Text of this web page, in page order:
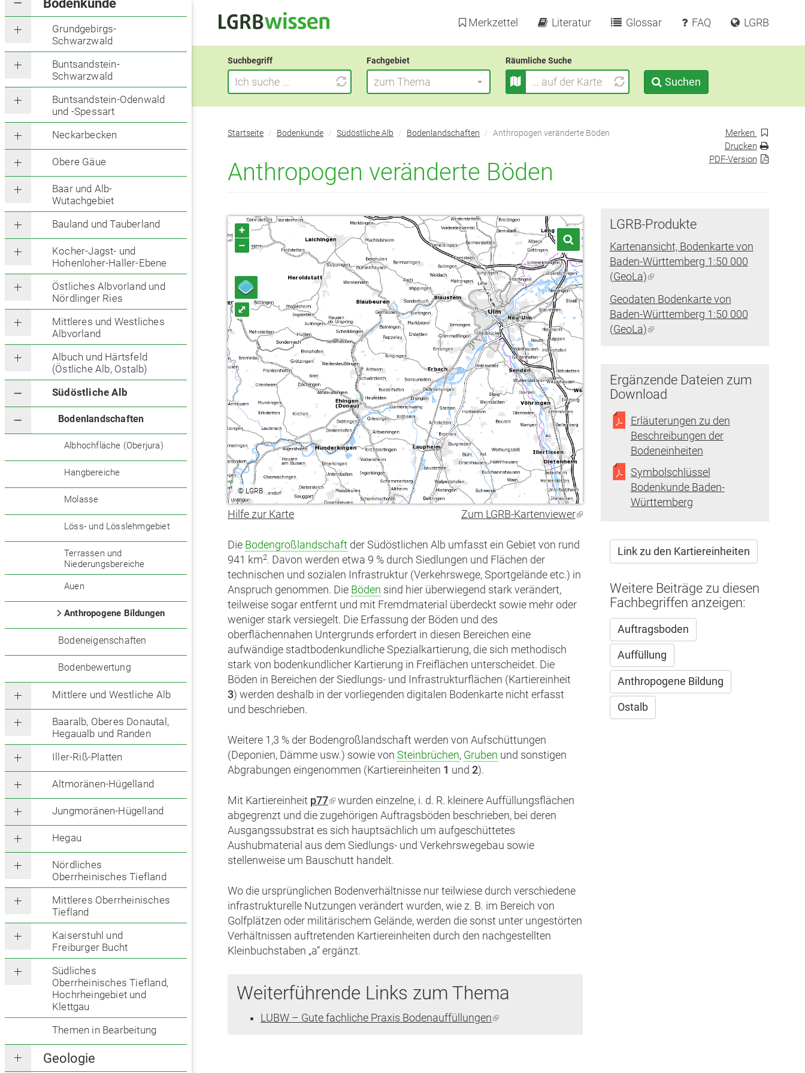
Bodenkunde
Grundgebirgs-
Schwarzwald
Buntsandstein-
Schwarzwald
Buntsandstein-Odenwald
und -Spessart
Neckarbecken
Obere Gäue
Baar und Alb-
Wutachgebiet
Bauland und Tauberland
Kocher-Jagst- und
Hohenloher-Haller-Ebene
Östliches Albvorland und
Nördlinger Ries
Mittleres und Westliches
Albvorland
Albuch und Härtsfeld
(Östliche Alb, Ostalb)
Südöstliche Alb
Bodenlandschaften
Albhochfläche (Oberjura)
Hangbereiche
Molasse
Löss- und Lösslehmgebiet
Terrassen und
Niederungsbereiche
Auen
Anthropogene Bildungen
Bodeneigenschaften
Bodenbewertung
Mittlere und Westliche Alb
Baaralb, Oberes Donautal,
Hegaualb und Randen
Iller-Riß-Platten
Altmoränen-Hügelland
Jungmoränen-Hügelland
Hegau
Nördliches
Oberrheinisches Tiefland
Mittleres Oberrheinisches
Tiefland
Kaiserstuhl und
Freiburger Bucht
Südliches
Oberrheinisches Tiefland,
Hochrheingebiet und
Klettgau
Themen in Bearbeitung
Geologie
Merkzettel Literatur Glossar FAQ LGRB
Suchbegriff Fachgebiet
zum Thema
Räumliche Suche
Suchen
Startseite Bodenkunde Südöstliche Alb Bodenlandschaften Anthropogen veränderte Böden
Anthropogen veränderte Böden
Merken
Drucken
PDF-Version
+
–
⤢
©LGRB
Hilfe zur Karte Zum LGRB-Kartenviewer(Link
extern)
Die Bodengroßlandschaft der Südöstlichen Alb umfasst ein Gebiet von rund
941 km2. Davon werden etwa 9 % durch Siedlungen und Flächen der
technischen und sozialen Infrastruktur (Verkehrswege, Sportgelände etc.) in
Anspruch genommen. Die Böden sind hier überwiegend stark verändert,
teilweise sogar entfernt und mit Fremdmaterial überdeckt sowie mehr oder
weniger stark versiegelt. Die Erfassung der Böden und des
oberflächennahen Untergrunds erfordert in diesen Bereichen eine
aufwändige stadtbodenkundliche Spezialkartierung, die sich methodisch
stark von bodenkundlicher Kartierung in Freiflächen unterscheidet. Die
Böden in Bereichen der Siedlungs- und Infrastrukturflächen (Kartiereinheit
3) werden deshalb in der vorliegenden digitalen Bodenkarte nicht erfasst
und beschrieben.
Weitere 1,3 % der Bodengroßlandschaft werden von Aufschüttungen
(Deponien, Dämme usw.) sowie von Steinbrüchen, Gruben und sonstigen
Abgrabungen eingenommen (Kartiereinheiten 1 und 2).
Mit Kartiereinheit p77(Link
ist
extern)
wurden einzelne, i. d. R. kleinere Auffüllungsflächen
abgegrenzt und die zugehörigen Auftragsböden beschrieben, bei deren
Ausgangssubstrat es sich hauptsächlich um aufgeschüttetes
Aushubmaterial aus dem Siedlungs- und Verkehrswegebau sowie
stellenweise um Bauschutt handelt.
Wo die ursprünglichen Bodenverhältnisse nur teilwiese durch verschiedene
infrastrukturelle Nutzungen verändert wurden, wie z. B. im Bereich von
Golfplätzen oder militärischem Gelände, werden die sonst unter ungestörten
Verhältnissen auftretenden Kartiereinheiten durch den nachgestellten
Kleinbuchstaben „a“ ergänzt.
Weiterführende Links zum Thema
LUBW – Gute fachliche Praxis Bodenauffüllungen(Link
LGRB-Produkte
Kartenansicht, Bodenkarte von
Baden-Württemberg 1:50 000
(GeoLa)(Link
extern)
Geodaten Bodenkarte von
Baden-Württemberg 1:50 000
(GeoLa)(Link
Ergänzende Dateien zum
Download
Erläuterungen zu den
Beschreibungen der
Bodeneinheiten
Symbolschlüssel
Bodenkunde Baden-
Württemberg
Link zu den Kartiereinheiten
Weitere Beiträge zu diesen
Fachbegriffen anzeigen:
Auftragsboden
Auffüllung
Anthropogene Bildung
Ostalb